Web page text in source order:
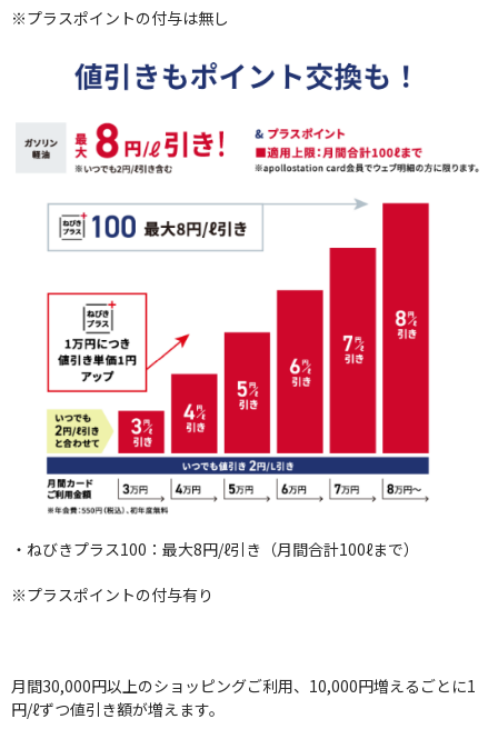
※プラスポイントの付与は無し
・ねびきプラス100：最大8円/ℓ引き（月間合計100ℓまで）
※プラスポイントの付与有り
月間30,000円以上のショッピングご利用、10,000円増えるごとに1
円/ℓずつ値引き額が増えます。